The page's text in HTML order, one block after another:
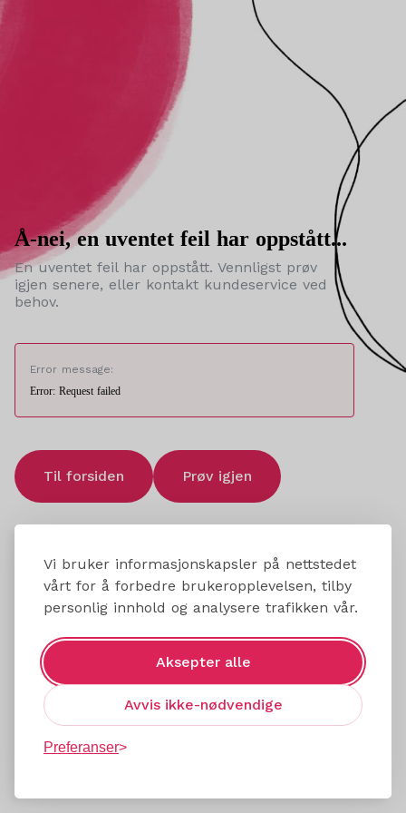
Vi bruker informasjonskapsler på nettstedet
vårt for å forbedre brukeropplevelsen, tilby
personlig innhold og analysere trafikken vår.
Aksepter alle
Avvis ikke-nødvendige
Preferanser
Å-nei, en uventet feil har oppstått...
En uventet feil har oppstått. Vennligst prøv
igjen senere, eller kontakt kundeservice ved
behov.
Error message:
Error: Request failed
Til forsiden Prøv igjen